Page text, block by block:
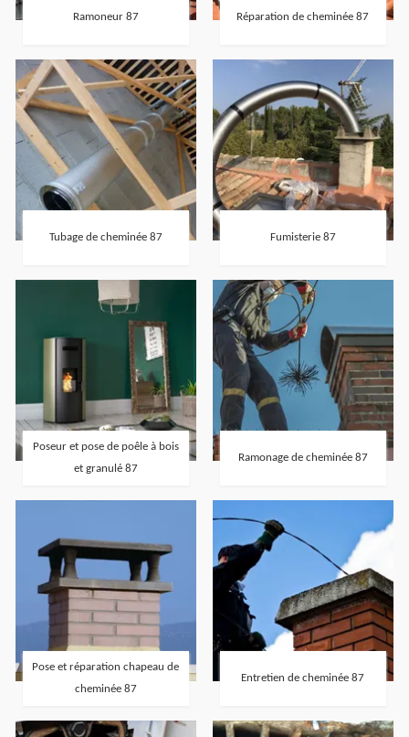
Ramoneur 87 Réparation de cheminée 87
Tubage de cheminée 87 Fumisterie 87
Poseur et pose de poêle à bois
et granulé 87
Ramonage de cheminée 87
Pose et réparation chapeau de
cheminée 87
Entretien de cheminée 87